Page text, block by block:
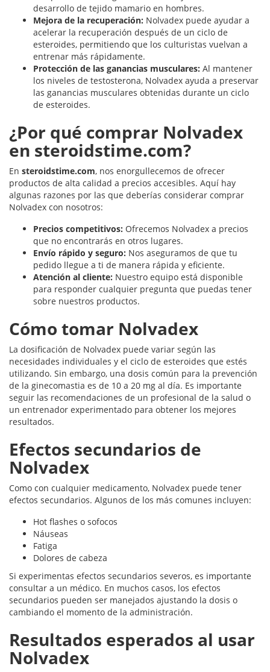
desarrollo de tejido mamario en hombres.
Mejora de la recuperación: Nolvadex puede ayudar a
acelerar la recuperación después de un ciclo de
esteroides, permitiendo que los culturistas vuelvan a
entrenar más rápidamente.
Protección de las ganancias musculares: Al mantener
los niveles de testosterona, Nolvadex ayuda a preservar
las ganancias musculares obtenidas durante un ciclo
de esteroides.
¿Por qué comprar Nolvadex
en steroidstime.com?
En steroidstime.com, nos enorgullecemos de ofrecer
productos de alta calidad a precios accesibles. Aquí hay
algunas razones por las que deberías considerar comprar
Nolvadex con nosotros:
Precios competitivos: Ofrecemos Nolvadex a precios
que no encontrarás en otros lugares.
Envío rápido y seguro: Nos aseguramos de que tu
pedido llegue a ti de manera rápida y eficiente.
Atención al cliente: Nuestro equipo está disponible
para responder cualquier pregunta que puedas tener
sobre nuestros productos.
Cómo tomar Nolvadex
La dosificación de Nolvadex puede variar según las
necesidades individuales y el ciclo de esteroides que estés
utilizando. Sin embargo, una dosis común para la prevención
de la ginecomastia es de 10 a 20 mg al día. Es importante
seguir las recomendaciones de un profesional de la salud o
un entrenador experimentado para obtener los mejores
resultados.
Efectos secundarios de
Nolvadex
Como con cualquier medicamento, Nolvadex puede tener
efectos secundarios. Algunos de los más comunes incluyen:
Hot flashes o sofocos
Náuseas
Fatiga
Dolores de cabeza
Si experimentas efectos secundarios severos, es importante
consultar a un médico. En muchos casos, los efectos
secundarios pueden ser manejados ajustando la dosis o
cambiando el momento de la administración.
Resultados esperados al usar
Nolvadex